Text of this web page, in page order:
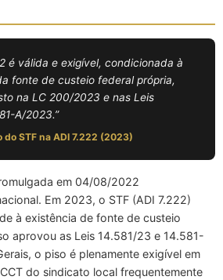
é válida e exigível, condicionada à
fonte de custeio federal própria,
na LC 200/2023 e nas Leis
A/2023.”
STF na ADI 7.222 (2023)
em 04/08/2022
Em 2023, o STF (ADI 7.222)
à existência de fonte de custeio
aprovou as Leis 14.581/23 e 14.581-
o piso é plenamente exigível em
do sindicato local frequentemente